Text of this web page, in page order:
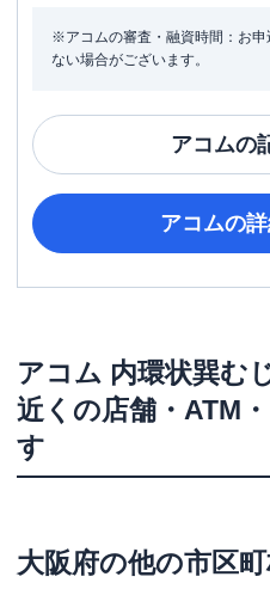
※アコムの審査・融資時間：お申
ない場合がございます。
アコムの
アコムの
アコム 内環状巽む
近くの店舗・ATM
す
大阪府の他の市区